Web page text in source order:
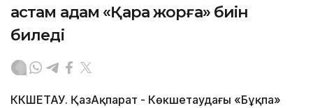
астам адам «Қара жорға» биін
биледі
КӨКШЕТАУ. ҚазАқпарат - Көкшетаудағы «Бұқпа»